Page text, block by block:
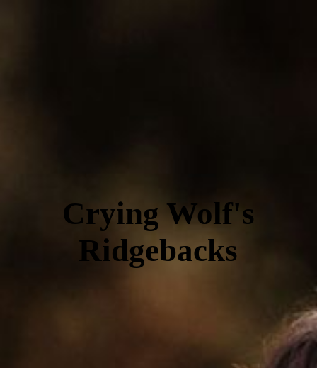
Crying Wolf's
Ridgebacks